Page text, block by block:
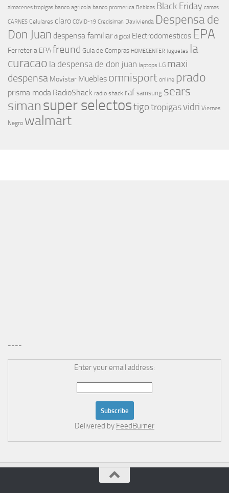
almacenes tropigas banco agricola banco promerica Bebidas Black Friday camas
CARNES Celulares claro COVID-19 Credisiman Davivienda Despensa de
Don Juan despensa familiar digicel Electrodomesticos EPA
Ferreteria EPAfreund Guia de Compras HOMECENTER Juguetes la
curacao la despensa de don juan laptops LG maxi
despensa Movistar Muebles omnisport online prado
prisma moda RadioShack radio shack raf samsung sears
simansuper selectostigotropigasvidri Viernes
Negro walmart
----
Enter your email address:
Delivered by FeedBurner